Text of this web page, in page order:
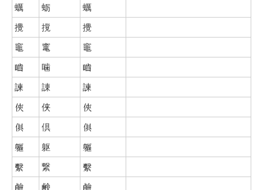
蠣 蛎
蠣
攪
撹
攪
竈
竃 竈
嚙 噛 嚙
諫 諌 諫
俠 侠
俠
俱
倶
俱
軀
躯
軀
繫
繋
繫
鹼
鹸 鹼